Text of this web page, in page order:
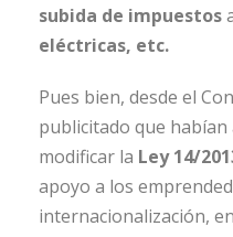
subida de impuestos
eléctricas, etc.
Pues bien, desde el
publicitado que
modificar la Ley 14/
apoyo a los
internacionalización,